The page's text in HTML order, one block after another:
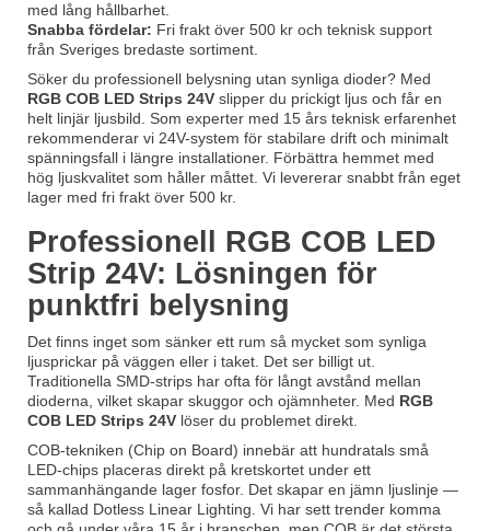
med lång hållbarhet.
Snabba fördelar: Fri frakt över 500 kr och teknisk support
från Sveriges bredaste sortiment.
Söker du professionell belysning utan synliga dioder? Med
RGB COB LED Strips 24V slipper du prickigt ljus och får en
helt linjär ljusbild. Som experter med 15 års teknisk erfarenhet
rekommenderar vi 24V-system för stabilare drift och minimalt
spänningsfall i längre installationer. Förbättra hemmet med
hög ljuskvalitet som håller måttet. Vi levererar snabbt från eget
lager med fri frakt över 500 kr.
Professionell RGB COB LED
Strip 24V: Lösningen för
punktfri belysning
Det finns inget som sänker ett rum så mycket som synliga
ljusprickar på väggen eller i taket. Det ser billigt ut.
Traditionella SMD-strips har ofta för långt avstånd mellan
dioderna, vilket skapar skuggor och ojämnheter. Med RGB
COB LED Strips 24V löser du problemet direkt.
COB-tekniken (Chip on Board) innebär att hundratals små
LED-chips placeras direkt på kretskortet under ett
sammanhängande lager fosfor. Det skapar en jämn ljuslinje —
så kallad Dotless Linear Lighting . Vi har sett trender komma